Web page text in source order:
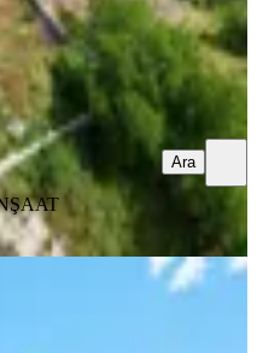
ATCI
Ara
Fatmalı'da 2025 Yılı